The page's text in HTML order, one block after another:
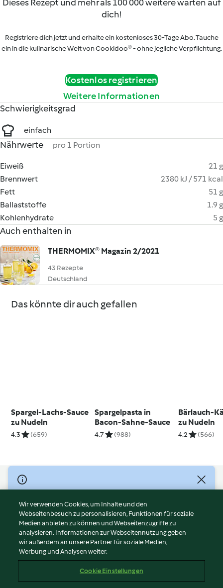
Dieses Rezept und mehr als 100 000 weitere warten auf
dich!
Registriere dich jetzt und erhalte ein kostenloses 30-Tage Abo. Tauche
ein in die kulinarische Welt von Cookidoo® - ohne jegliche Verpflichtung.
Kostenlos registrieren
Weitere Informationen
Schwierigkeitsgrad
einfach
Nährwerte pro 1 Portion
Eiweiß
21 g
Brennwert
2380 kJ / 571 kcal
Fett
51 g
Ballaststoffe
1.9 g
Kohlenhydrate
5 g
Auch enthalten in
THERMOMIX® Magazin 2/2021
43 Rezepte
Deutschland
Das könnte dir auch gefallen
Spargel-Lachs-Sauce
zu Nudeln
4.3 (659)
Spargelpasta in
Bacon-Sahne-Sauce
4.7 (988)
Bärlauch-
zu Nudeln
4.2 (566)
© Copyright 2026
Nutzungsbedingungen
Datenschutzrichtlinien
Disclaimer
Impressum
Cookies
Abo kündigen
Wir verwenden Cookies, um Inhalte und den
Webseitenbesuch zu personalisieren, Funktionen für soziale
Medien anbieten zu können und Webseitenzugriffe zu
analysieren. Informationen zur Webseitennutzung geben
wir außerdem an unsere Partner für soziale Medien,
Werbung und Analysen weiter.
Cookie Einstellungen